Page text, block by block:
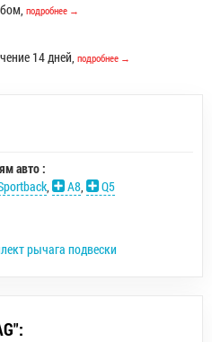
подробнее →
14 дней, подробнее →
авто :
, A8,
Q5
рычага подвески